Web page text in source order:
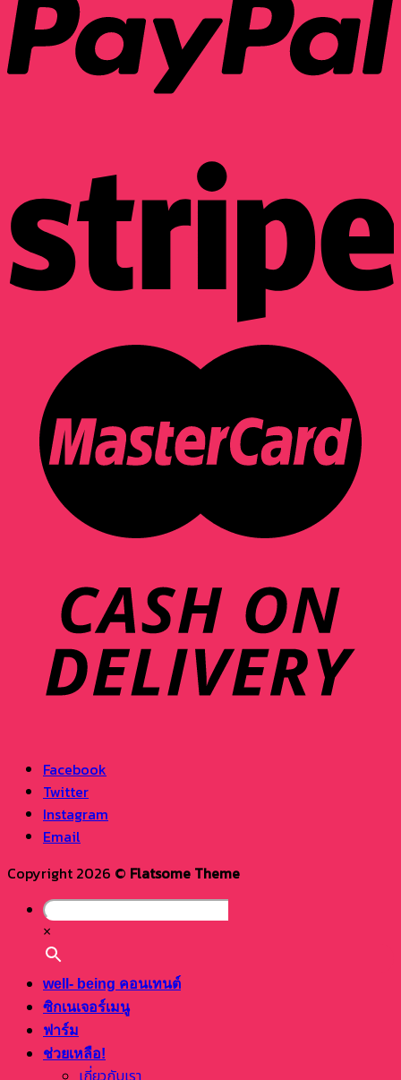
Facebook
Twitter
Instagram
Email
Copyright 2026 © Flatsome Theme
×
well- being คอนเทนต์
ซิกเนเจอร์เมนู
ฟาร์ม
ช่วยเหลือ!